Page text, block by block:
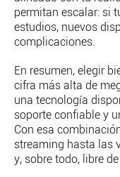
permitan escalar: si
estudios, nuevos
complicaciones.
En resumen, elegir
cifra más alta de
una tecnología
soporte confiable y
Con esa
streaming hasta las
y, sobre todo, libre